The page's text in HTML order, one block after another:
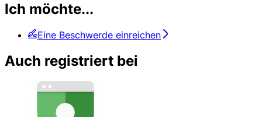
Ich möchte...
Eine Beschwerde einreichen
Auch registriert bei